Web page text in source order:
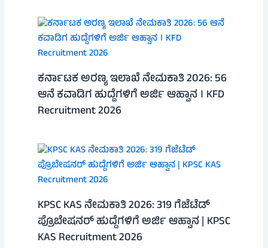
ಕರ್ನಾಟಕ ಅರಣ್ಯ ಇಲಾಖೆ ನೇಮಕಾತಿ 2026: 56
ಆನೆ ಕವಾಡಿಗ ಹುದ್ದೆಗಳಿಗೆ ಅರ್ಜಿ ಆಹ್ವಾನ । KFD
Recruitment 2026
KPSC KAS ನೇಮಕಾತಿ 2026: 319 ಗೆಜೆಟೆಡ್
ಪ್ರೊಬೇಷನರ್ ಹುದ್ದೆಗಳಿಗೆ ಅರ್ಜಿ ಆಹ್ವಾನ | KPSC
KAS Recruitment 2026